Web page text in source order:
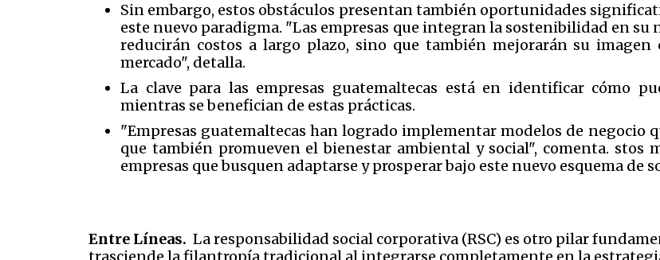
Sin embargo, estos obstáculos presentan también oportunidades
este nuevo paradigma. "Las empresas que integran la sostenibilidad en
reducirán costos a largo plazo, sino que también mejorarán su
mercado", detalla.
La clave para las empresas guatemaltecas está en identificar cómo
mientras se benefician de estas prácticas.
"Empresas guatemaltecas han logrado implementar modelos de negocio
que también promueven el bienestar ambiental y social", comenta. stos
empresas que busquen adaptarse y prosperar bajo este nuevo esquema de
Entre Líneas. La responsabilidad social corporativa (RSC) es otro pilar